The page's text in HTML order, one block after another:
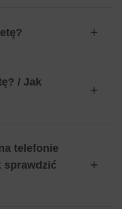
/ Jak
telefonie
sprawdzić